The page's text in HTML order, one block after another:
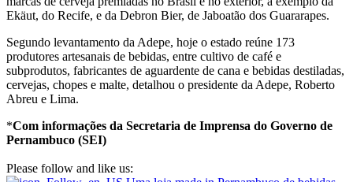
Ekäut, do Recife, e da Debron Bier, de Jaboatão dos Guararapes.
Segundo levantamento da Adepe, hoje o estado reúne 173
produtores artesanais de bebidas, entre cultivo de café e
subprodutos, fabricantes de aguardente de cana e bebidas destiladas,
cervejas, chopes e malte, detalhou o presidente da Adepe, Roberto
Abreu e Lima.
*Com informações da Secretaria de Imprensa do Governo de
Pernambuco (SEI)
Please follow and like us: